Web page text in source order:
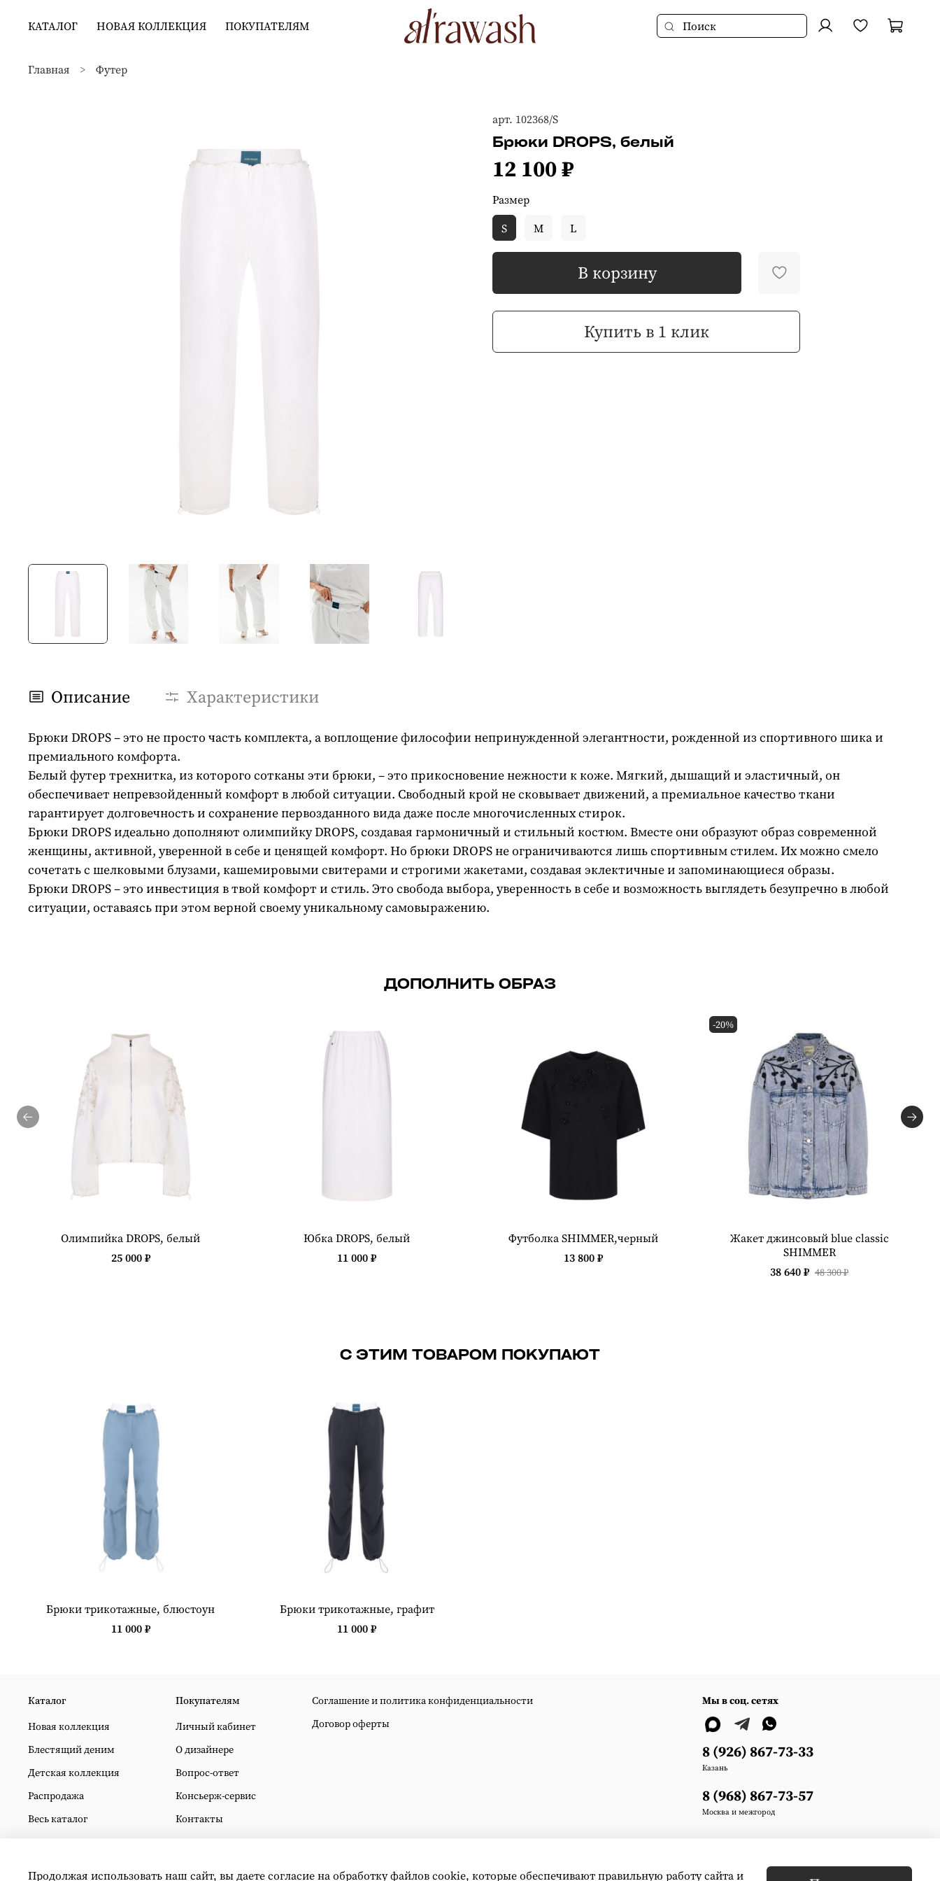
КАТАЛОГ НОВАЯ КОЛЛЕКЦИЯ ПОКУПАТЕЛЯМ
Главная Футер
арт. 102368/S
Брюки DROPS, белый
12 100 ₽
В корзину
Купить в 1 клик
Размер
S
M L
Описание Характеристики
Брюки DROPS – это не просто часть комплекта, а воплощение философии непринужденной элегантности, рожденной из спортивного шика и
премиального комфорта.
Белый футер трехнитка, из которого сотканы эти брюки, – это прикосновение нежности к коже. Мягкий, дышащий и эластичный, он
обеспечивает непревзойденный комфорт в любой ситуации. Свободный крой не сковывает движений, а премиальное качество ткани
гарантирует долговечность и сохранение первозданного вида даже после многочисленных стирок.
Брюки DROPS идеально дополняют олимпийку DROPS, создавая гармоничный и стильный костюм. Вместе они образуют образ современной
женщины, активной, уверенной в себе и ценящей комфорт. Но брюки DROPS не ограничиваются лишь спортивным стилем. Их можно смело
сочетать с шелковыми блузами, кашемировыми свитерами и строгими жакетами, создавая эклектичные и запоминающиеся образы.
Брюки DROPS – это инвестиция в твой комфорт и стиль. Это свобода выбора, уверенность в себе и возможность выглядеть безупречно в любой
ситуации, оставаясь при этом верной своему уникальному самовыражению.
ДОПОЛНИТЬ ОБРАЗ
Олимпийка DROPS, белый
25 000 ₽
Юбка DROPS, белый
11 000 ₽
Футболка SHIMMER,черный
13 800 ₽
-20%
Жакет джинсовый blue classic
SHIMMER
38 640 ₽ 48 300 ₽
С ЭТИМ ТОВАРОМ ПОКУПАЮТ
Брюки трикотажные, блюстоун
11 000 ₽
Брюки трикотажные, графит
11 000 ₽
Каталог
Новая коллекция
Блестящий деним
Детская коллекция
Распродажа
Весь каталог
Покупателям
Личный кабинет
О дизайнере
Вопрос-ответ
Консьерж-сервис
Контакты
Соглашение и политика конфиденциальности
Договор оферты
Мы в соц. сетях
8 (926) 867-73-33
Казань
8 (968) 867-73-57
Москва и межгород
Продолжая использовать наш сайт, вы даете согласие на обработку файлов cookie, которые обеспечивают правильную работу сайта и